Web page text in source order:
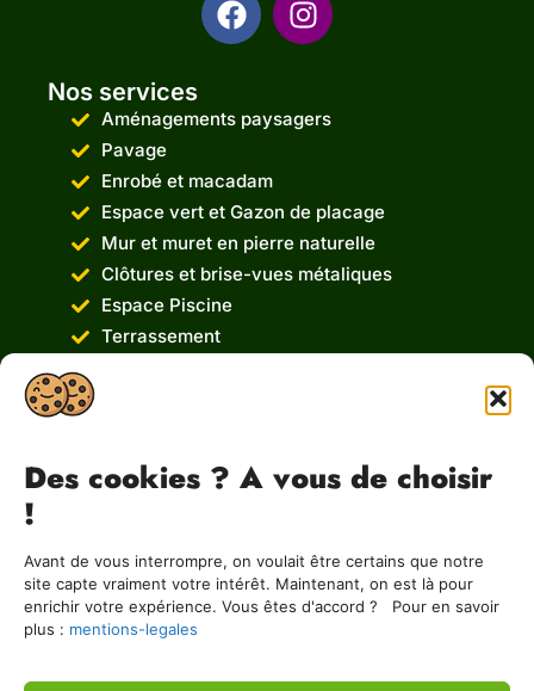
Des cookies ? A vous de choisir
!
Avant de vous interrompre, on voulait être certains que notre
site capte vraiment votre intérêt. Maintenant, on est là pour
enrichir votre expérience. Vous êtes d'accord ? Pour en savoir
plus : mentions-legales
Nos services
Aménagements paysagers
Pavage
Enrobé et macadam
Espace vert et Gazon de placage
Mur et muret en pierre naturelle
Clôtures et brise-vues métaliques
Espace Piscine
Terrassement
A&B Terrassement
09 81 83 71 72
terrassement.aetb@gmail.com